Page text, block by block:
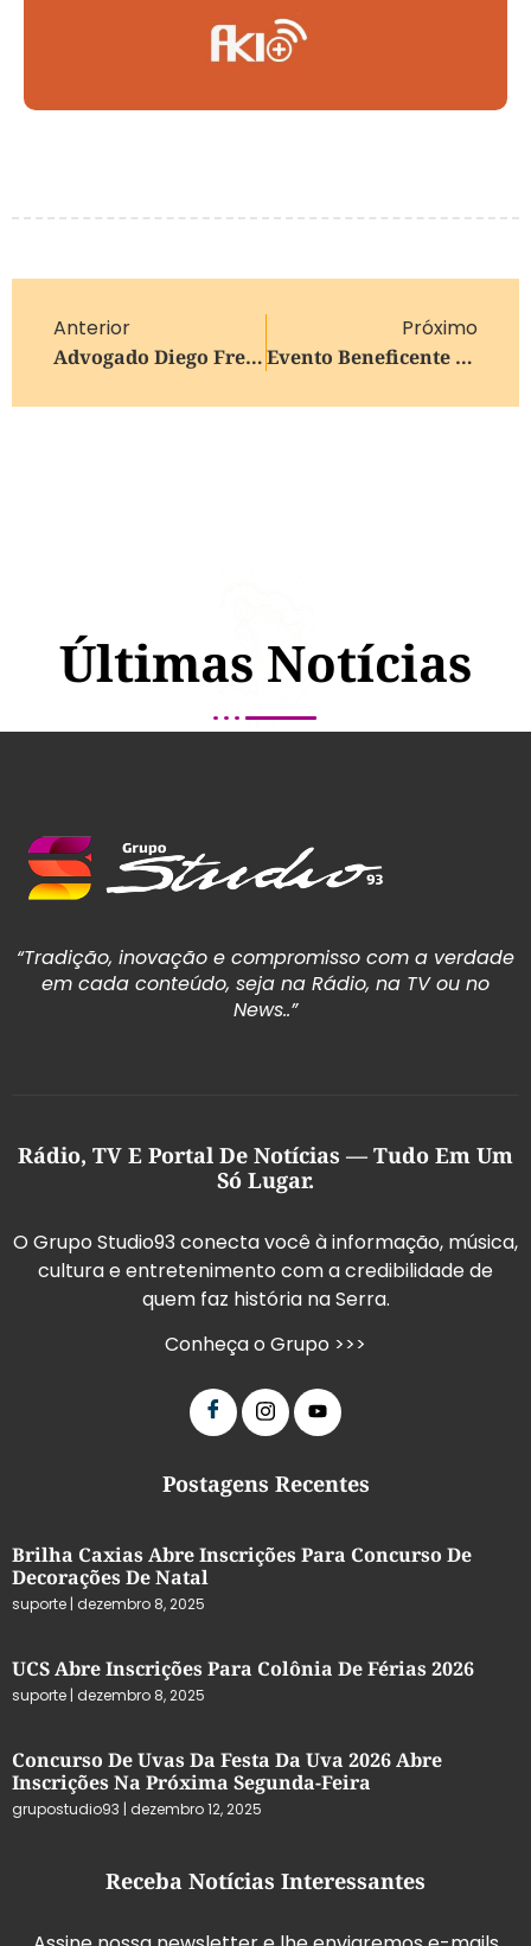
Anterior
Advogado Diego Frederico Biglia Assume A Procuradoria-Geral Da Fundação Universidade De Caxias Do Sul
Próximo
Evento Beneficente Em Prol Do Hospital São João Batista Emociona O Público Em Nova Prata
Últimas Notícias
“Tradição, inovação e compromisso com a verdade
em cada conteúdo, seja na Rádio, na TV ou no
News..”
Rádio, TV E Portal De Notícias — Tudo Em Um
Só Lugar.
O Grupo Studio93 conecta você à informação, música,
cultura e entretenimento com a credibilidade de
quem faz história na Serra.
Conheça o Grupo >>>
Postagens Recentes
Brilha Caxias Abre Inscrições Para Concurso De
Decorações De Natal
suporte dezembro 8, 2025
UCS Abre Inscrições Para Colônia De Férias 2026
suporte dezembro 8, 2025
Concurso De Uvas Da Festa Da Uva 2026 Abre
Inscrições Na Próxima Segunda-Feira
grupostudio93 dezembro 12, 2025
Receba Notícias Interessantes